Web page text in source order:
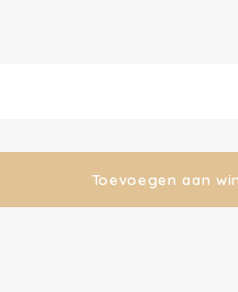
Toevoegen aan